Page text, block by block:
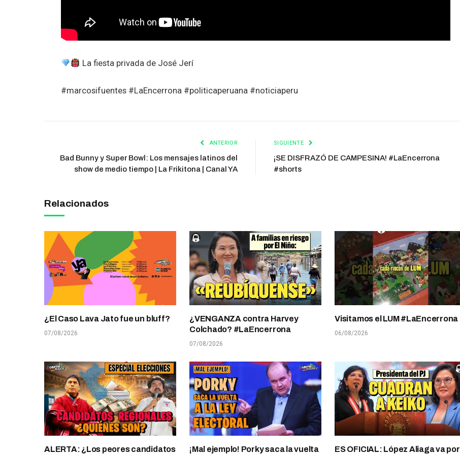
La fiesta privada de José Jerí
#marcosifuentes #LaEncerrona #politicaperuana #noticiaperu
ANTERIOR
Bad Bunny y Super Bowl: Los mensajes latinos del
show de medio tiempo | La Frikitona | Canal YA
SIGUIENTE
¡SE DISFRAZÓ DE CAMPESINA! #LaEncerrona
#shorts
Relacionados
¿El Caso Lava Jato fue un bluff?
07/08/2026
¿VENGANZA contra Harvey
Colchado? #LaEncerrona
07/08/2026
Visitamos el LUM #LaEncerrona
06/08/2026
ALERTA: ¿Los peores candidatos
¡Mal ejemplo! Porky saca la vuelta
ES OFICIAL: López Aliaga va por